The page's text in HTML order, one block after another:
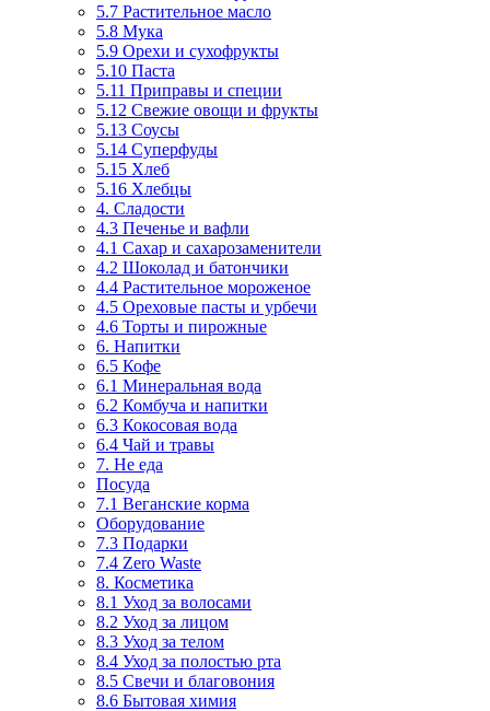
5.7 Растительное масло
5.8 Мука
5.9 Орехи и сухофрукты
5.10 Паста
5.11 Приправы и специи
5.12 Свежие овощи и фрукты
5.13 Соусы
5.14 Суперфуды
5.15 Хлеб
5.16 Хлебцы
4. Сладости
4.3 Печенье и вафли
4.1 Сахар и сахарозаменители
4.2 Шоколад и батончики
4.4 Растительное мороженое
4.5 Ореховые пасты и урбечи
4.6 Торты и пирожные
6. Напитки
6.5 Кофе
6.1 Минеральная вода
6.2 Комбуча и напитки
6.3 Кокосовая вода
6.4 Чай и травы
7. Не еда
Посуда
7.1 Веганские корма
Оборудование
7.3 Подарки
7.4 Zero Waste
8. Косметика
8.1 Уход за волосами
8.2 Уход за лицом
8.3 Уход за телом
8.4 Уход за полостью рта
8.5 Свечи и благовония
8.6 Бытовая химия